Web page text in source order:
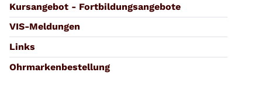
Kursangebot - Fortbildungsangebote
VIS-Meldungen
Links
Ohrmarkenbestellung